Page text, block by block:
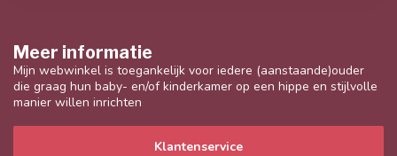
Meer informatie
Mijn webwinkel is toegankelijk voor iedere (aanstaande)ouder
die graag hun baby- en/of kinderkamer op een hippe en stijlvolle
manier willen inrichten
Klantenservice